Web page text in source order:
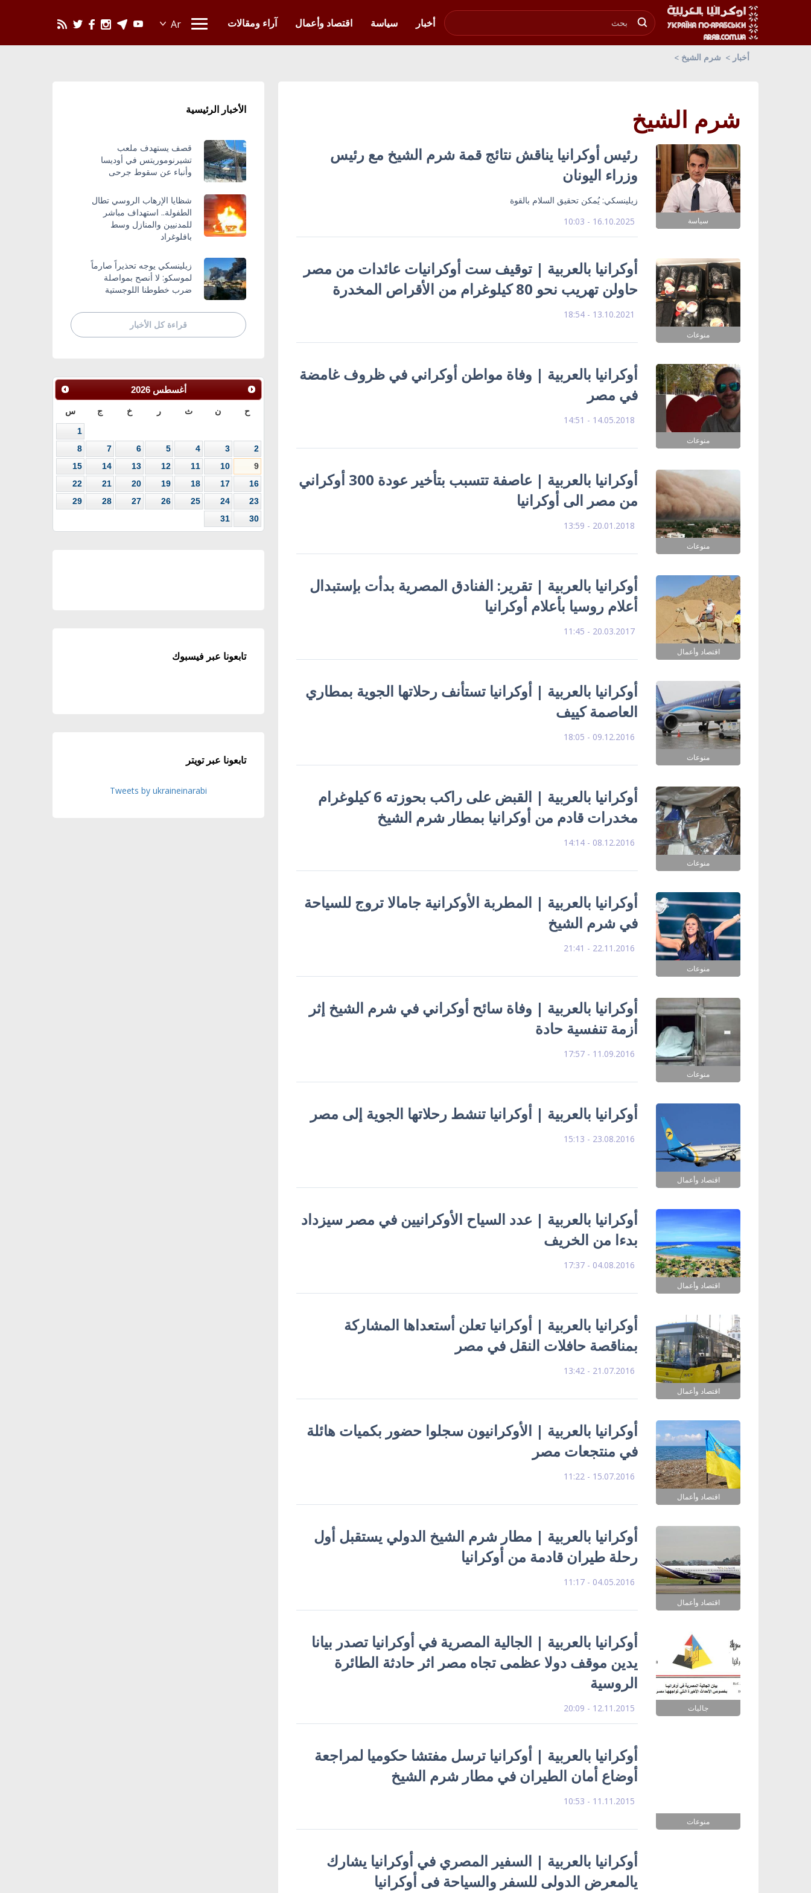
أخبار
سياسة اقتصاد وأعمال آراء ومقالات
أخبار شرم الشيخ
شرم الشيخ
سياسة
رئيس أوكرانيا يناقش نتائج قمة شرم الشيخ مع رئيس
وزراء اليونان
زيلينسكي: يُمكن تحقيق السلام بالقوة
16.10.2025 - 10:03
منوعات
أوكرانيا بالعربية | توقيف ست أوكرانيات عائدات من مصر
حاولن تهريب نحو 80 كيلوغرام من الأقراص المخدرة
13.10.2021 - 18:54
منوعات
أوكرانيا بالعربية | وفاة مواطن أوكراني في ظروف غامضة
في مصر
14.05.2018 - 14:51
منوعات
أوكرانيا بالعربية | عاصفة تتسبب بتأخير عودة 300 أوكراني
من مصر الى أوكرانيا
20.01.2018 - 13:59
اقتصاد وأعمال
أوكرانيا بالعربية | تقرير: الفنادق المصرية بدأت بإستبدال
أعلام روسيا بأعلام أوكرانيا
20.03.2017 - 11:45
منوعات
أوكرانيا بالعربية | أوكرانيا تستأنف رحلاتها الجوية بمطاري
العاصمة كييف
09.12.2016 - 18:05
منوعات
أوكرانيا بالعربية | القبض على راكب بحوزته 6 كيلوغرام
مخدرات قادم من أوكرانيا بمطار شرم الشيخ
08.12.2016 - 14:14
منوعات
أوكرانيا بالعربية | المطربة الأوكرانية جامالا تروج للسياحة
في شرم الشيخ
22.11.2016 - 21:41
منوعات
أوكرانيا بالعربية | وفاة سائح أوكراني في شرم الشيخ إثر
أزمة تنفسية حادة
11.09.2016 - 17:57
اقتصاد وأعمال
أوكرانيا بالعربية | أوكرانيا تنشط رحلاتها الجوية إلى مصر
23.08.2016 - 15:13
اقتصاد وأعمال
أوكرانيا بالعربية | عدد السياح الأوكرانيين في مصر سيزداد
بدءا من الخريف
04.08.2016 - 17:37
اقتصاد وأعمال
أوكرانيا بالعربية | أوكرانيا تعلن أستعداها المشاركة
بمناقصة حافلات النقل في مصر
21.07.2016 - 13:42
اقتصاد وأعمال
أوكرانيا بالعربية | الأوكرانيون سجلوا حضور بكميات هائلة
في منتجعات مصر
15.07.2016 - 11:22
اقتصاد وأعمال
أوكرانيا بالعربية | مطار شرم الشيخ الدولي يستقبل أول
رحلة طيران قادمة من أوكرانيا
04.05.2016 - 11:17
جاليات
أوكرانيا بالعربية | الجالية المصرية في أوكرانيا تصدر بيانا
يدين موقف دولا عظمى تجاه مصر اثر حادثة الطائرة
الروسية
12.11.2015 - 20:09
منوعات
أوكرانيا بالعربية | أوكرانيا ترسل مفتشا حكوميا لمراجعة
أوضاع أمان الطيران في مطار شرم الشيخ
11.11.2015 - 10:53
أوكرانيا بالعربية | السفير المصري في أوكرانيا يشارك
يالمعرض الدولى للسفر والسياحة فى أوكرانيا
الأخبار الرئيسية
قصف يستهدف ملعب
تشيرنوموريتس في أوديسا
وأنباء عن سقوط جرحى
شظايا الإرهاب الروسي تطال
الطفولة.. استهداف مباشر
للمدنيين والمنازل وسط
بافلوغراد
زيلينسكي يوجه تحذيراً صارماً
لموسكو: لا أنصح بمواصلة
ضرب خطوطنا اللوجستية
قراءة كل الأخبار
أغسطس 2026
ح ن ث ر خ ج س
1
2
3
4
5
6
7
8
9
10
11
12
13
14
15
16
17
18
19
20
21
22
23
24
25
26
27
28
29
30
31
تابعونا عبر فيسبوك
تابعونا عبر تويتر
Tweets by ukraineinarabi